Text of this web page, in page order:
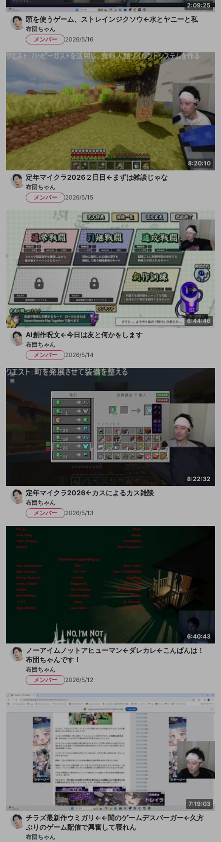
2:09:25
頭を使うゲーム、ストレインジクソウ←水とヤニーと私
布団ちゃん
メンバー
2026/5/16
8:20:10
定年マイクラ2026２日目←まずは雑談じゃな
布団ちゃん
メンバー
2026/5/15
6:44:46
AI創作呪文←今日は友と何かをします
布団ちゃん
メンバー
2026/5/14
8:22:32
定年マイクラ2026←カスによるカス雑談
布団ちゃん
メンバー
2026/5/13
6:40:43
ノーアイムノットアヒューマン←ダレカレ←こんばんは！
布団ちゃんです！
布団ちゃん
メンバー
2026/5/12
7:19:03
チラズ最新作ウミガリ←←闇のゲームデスバーガー←久方
ぶりのゲーム配信で興奮して寝れん
布団ちゃん